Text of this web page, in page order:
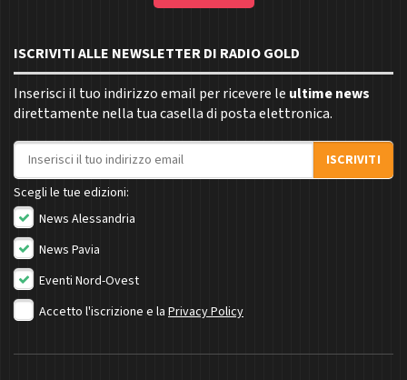
ISCRIVITI ALLE NEWSLETTER DI RADIO GOLD
Inserisci il tuo indirizzo email per ricevere le ultime news
direttamente nella tua casella di posta elettronica.
Indirizzo email
ISCRIVITI
Scegli le tue edizioni:
News Alessandria
News Pavia
Eventi Nord-Ovest
Accetto l'iscrizione e la Privacy Policy